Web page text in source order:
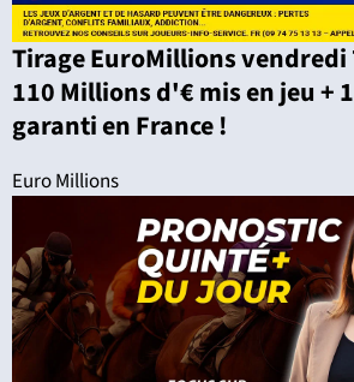
Tirage EuroMillions vendredi
110 Millions d'€ mis en jeu +
garanti en France !
Euro Millions